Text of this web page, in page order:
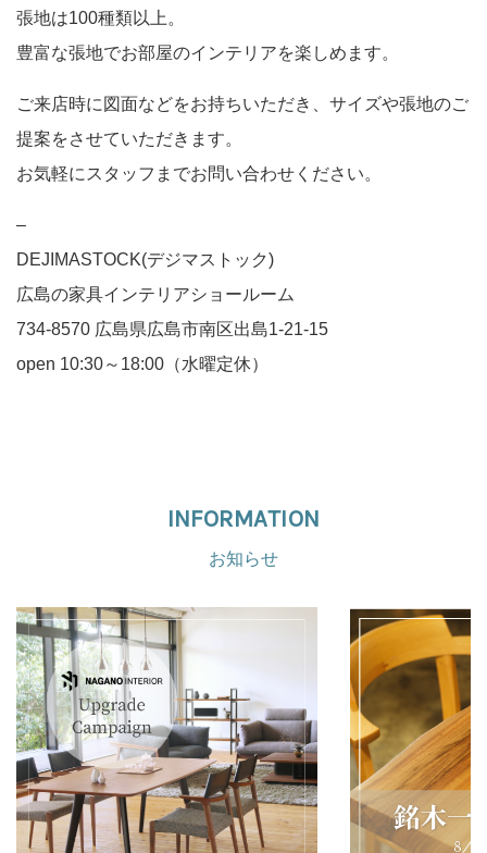
張地は100種類以上。
豊富な張地でお部屋のインテリアを楽しめます。
ご来店時に図面などをお持ちいただき、サイズや張地のご
提案をさせていただきます。
お気軽にスタッフまでお問い合わせください。
–
DEJIMASTOCK(デジマストック)
広島の家具インテリアショールーム
734-8570 広島県広島市南区出島1-21-15
open 10:30～18:00（水曜定休）
INFORMATION
お知らせ